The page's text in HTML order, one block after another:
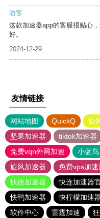
游客
这款加速器app的客服很贴心
好。
2024-12-29
友情链接
网站地图 QuickQ 旋
坚果加速器
tiktok加速器
免费vqn外网加速
小蓝鸟
旋风加速器
免费vps加
快连加速器
快连加速器
快鸭加速器
快柠檬加速
软件中心
雷霆加速